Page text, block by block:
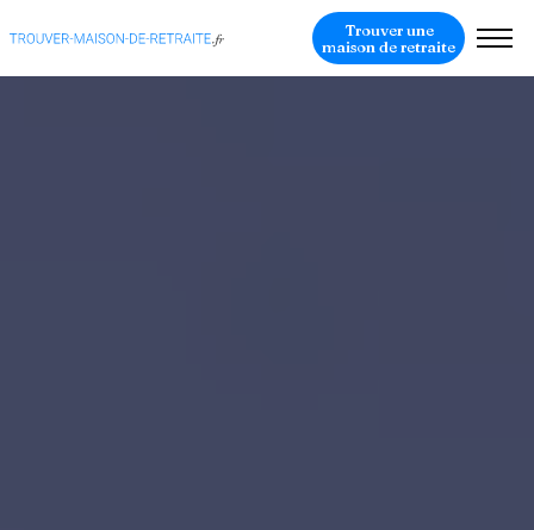
Trouver une
maison de retraite